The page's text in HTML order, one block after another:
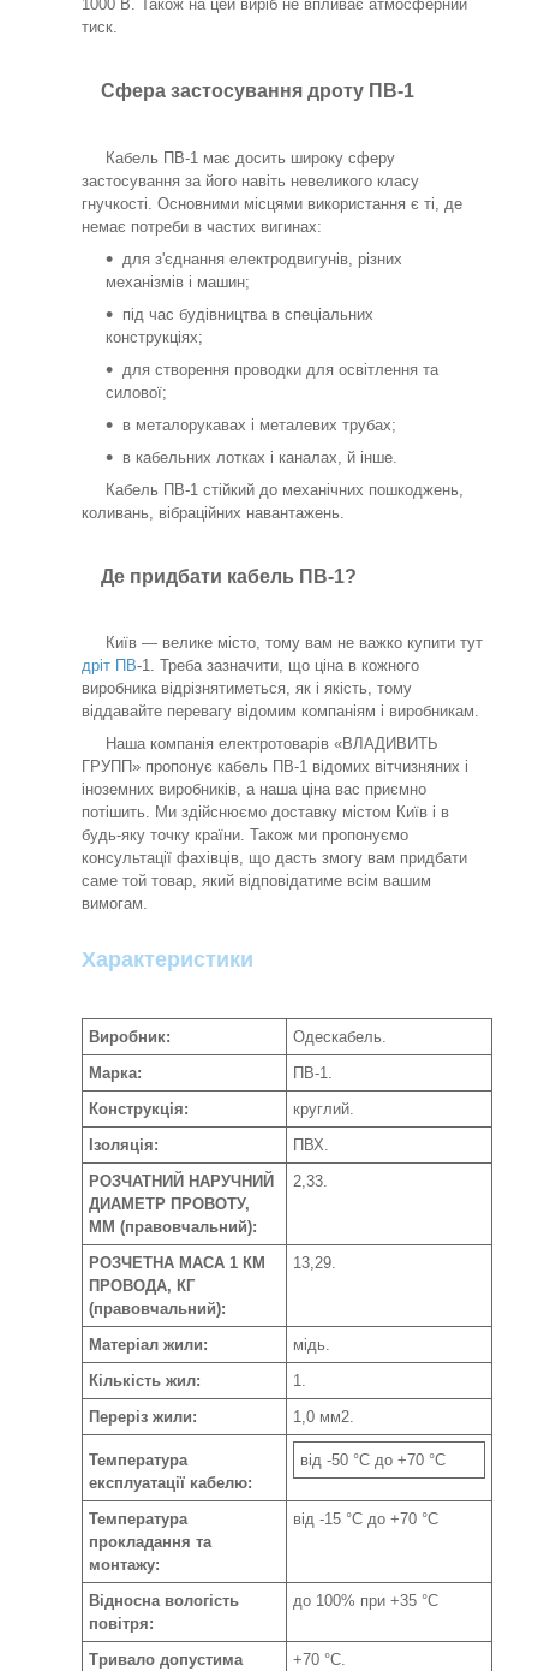
1000 В. Також на цей виріб не впливає атмосферний
тиск.
Сфера застосування дроту ПВ-1
Кабель ПВ-1 має досить широку сферу
застосування за його навіть невеликого класу
гнучкості. Основними місцями використання є ті, де
немає потреби в частих вигинах:
для з'єднання електродвигунів, різних
механізмів і машин;
під час будівництва в спеціальних
конструкціях;
для створення проводки для освітлення та
силової;
в металорукавах і металевих трубах;
в кабельних лотках і каналах, й інше.
Кабель ПВ-1 стійкий до механічних пошкоджень,
коливань, вібраційних навантажень.
Де придбати кабель ПВ-1?
Київ — велике місто, тому вам не важко купити тут
дріт ПВ-1. Треба зазначити, що ціна в кожного
виробника відрізнятиметься, як і якість, тому
віддавайте перевагу відомим компаніям і виробникам.
Наша компанія електротоварів «ВЛАДИВИТЬ
ГРУПП» пропонує кабель ПВ-1 відомих вітчизняних і
іноземних виробників, а наша ціна вас приємно
потішить. Ми здійснюємо доставку містом Київ і в
будь-яку точку країни. Також ми пропонуємо
консультації фахівців, що дасть змогу вам придбати
саме той товар, який відповідатиме всім вашим
вимогам.
Характеристики
Виробник:
Одескабель.
Марка:
ПВ-1.
Конструкція:
круглий.
Ізоляція:
ПВХ.
РОЗЧАТНИЙ НАРУЧНИЙ
ДИАМЕТР ПРОВОТУ,
ММ (правовчальний):
2,33.
РОЗЧЕТНА МАСА 1 КМ
ПРОВОДА, КГ
(правовчальний):
13,29.
Матеріал жили:
мідь.
Кількість жил:
1.
Переріз жили:
1,0 мм2.
Температура
експлуатації кабелю:
від -50 °C до +70 °C
Температура
прокладання та
монтажу:
від -15 °C до +70 °C
Відносна вологість
повітря:
до 100% при +35 °С
Тривало допустима
+70 °С.